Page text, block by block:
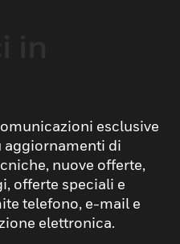
esclusive
aggiornamenti di
nuove offerte,
offerte speciali e
telefono, e-mail e
elettronica.